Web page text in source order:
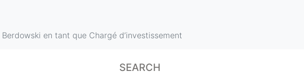
en tant que Chargé d’investissement
SEARCH